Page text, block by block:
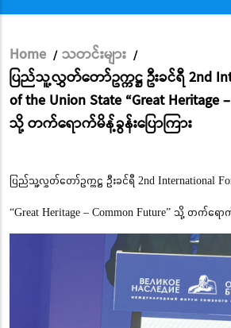
Breadcrumb
Home / သတင်းများ /
ပြည်သူ့လွှတ်တော်ဥက္ကဋ္ဌ ဦးခင်ရီ 2nd
of the Union State “Great Heritage
သို့ တက်ရောက်မိန့်ခွန်းပြောကြား
ပြည်သူ့လွှတ်တော်ဥက္ကဋ္ဌ ဦးခင်ရီ 2nd International
“Great Heritage – Common Future” သို့ တက်ရောက်